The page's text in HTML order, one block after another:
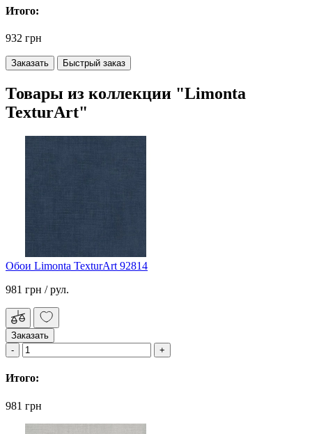
Итого:
932 грн
Заказать Быстрый заказ
Товары из коллекции "Limonta
TexturArt"
Обои Limonta TexturArt 92814
981 грн / рул.
Заказать
Итого:
981 грн